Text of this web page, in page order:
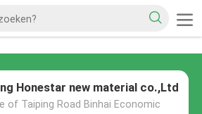
Honestar new material co.,Ltd
of Taiping Road Binhai Economic